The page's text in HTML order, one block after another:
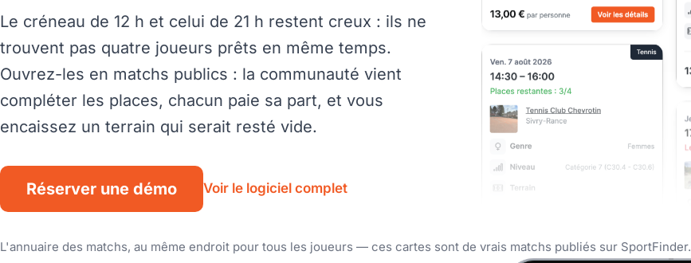
Le créneau de 12 h et celui de 21 h restent creux : ils ne
trouvent pas quatre joueurs prêts en même temps.
Ouvrez-les en matchs publics : la communauté vient
compléter les places, chacun paie sa part, et vous
encaissez un terrain qui serait resté vide.
Réserver une démo Voir le logiciel complet
L'annuaire des matchs, au même endroit pour tous les joueurs — ces cartes sont de vrais matchs publiés sur SportFinder.